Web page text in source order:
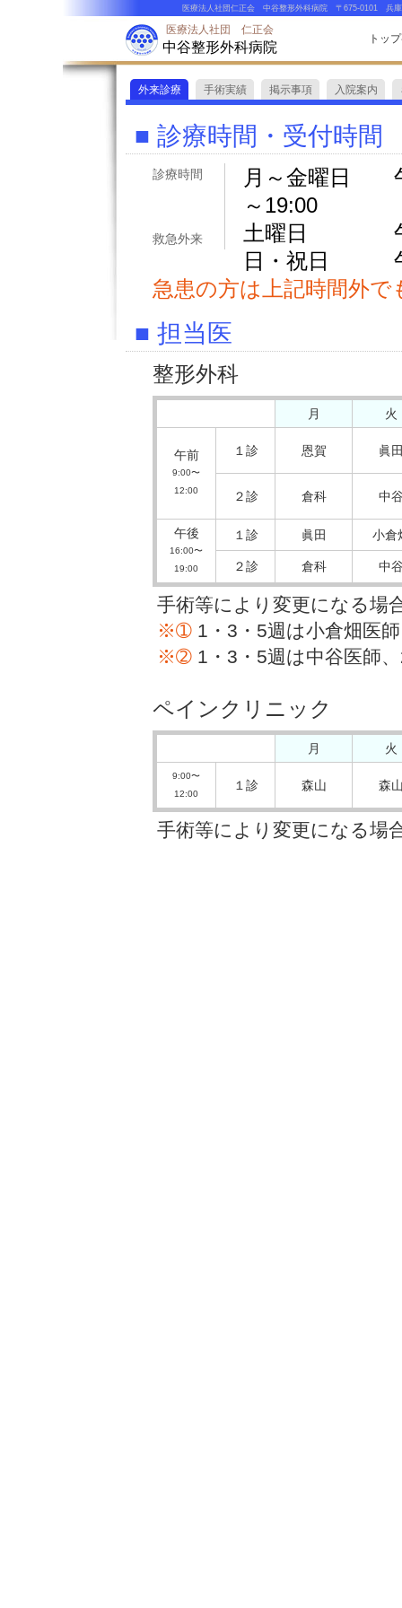
医療法人社団仁正会 中谷整形外科病院 〒675-0101 兵
医療法人社団 仁正会
中谷整形外科病院
トッ
外来診療 手術実績 掲示事項 入院案内
■ 診療時間・受付時間
診療時間
救急外来
月～金曜日
～19:00
土曜日 午前
日・祝日 午
急患の方は上記時間外
■ 担当医
整形外科
月 火
午前
9:00〜
12:00
１診 恩賀 眞
２診 倉科 中
午後
16:00〜
19:00
１診 眞田 小倉
２診 倉科 中
手術等により変更になる場
※➀ 1・3・5週は小倉畑医
※➁ 1・3・5週は中谷医師
ペインクリニック
月 火
9:00〜
12:00
１診 森山 森
手術等により変更になる場